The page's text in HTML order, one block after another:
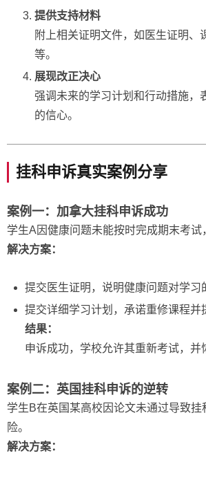
提供支持材料
附上相关证明文件，如医生证明、
等。
展现改正决心
强调未来的学习计划和行动措施，
的信心。
挂科申诉真实案例分享
案例一：加拿大挂科申诉成功
学生A因健康问题未能按时完成期末考试
解决方案：
提交医生证明，说明健康问题对学习
提交详细学习计划，承诺重修课程并
结果：
申诉成功，学校允许其重新考试，并
案例二：英国挂科申诉的逆转
学生B在英国某高校因论文未通过导致
险。
解决方案：